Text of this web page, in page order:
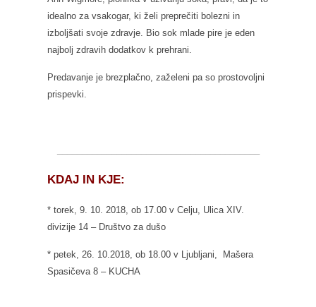
idealno za vsakogar, ki želi preprečiti bolezni in
izboljšati svoje zdravje. Bio sok mlade pire je eden
najbolj zdravih dodatkov k prehrani.
Predavanje je brezplačno, zaželeni pa so prostovoljni
prispevki.
KDAJ IN KJE:
* torek, 9. 10. 2018, ob 17.00 v Celju, Ulica XIV.
divizije 14 – Društvo za dušo
* petek, 26. 10.2018, ob 18.00 v Ljubljani, Mašera
Spasičeva 8 – KUCHA